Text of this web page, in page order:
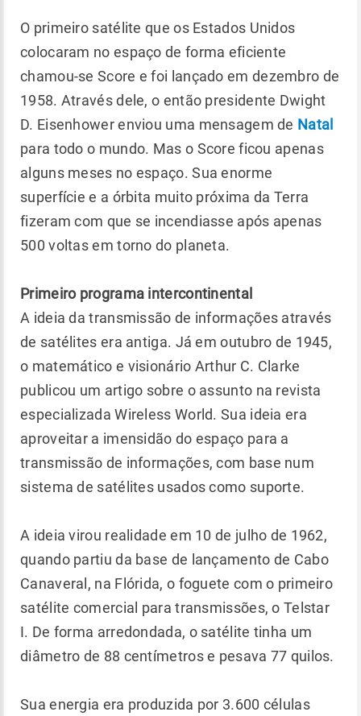
O primeiro satélite que os Estados Unidos
colocaram no espaço de forma eficiente
chamou-se Score e foi lançado em dezembro de
1958. Através dele, o então presidente Dwight
D. Eisenhower enviou uma mensagem de Natal
para todo o mundo. Mas o Score ficou apenas
alguns meses no espaço. Sua enorme
superfície e a órbita muito próxima da Terra
fizeram com que se incendiasse após apenas
500 voltas em torno do planeta.
Primeiro programa intercontinental
A ideia da transmissão de informações através
de satélites era antiga. Já em outubro de 1945,
o matemático e visionário Arthur C. Clarke
publicou um artigo sobre o assunto na revista
especializada Wireless World. Sua ideia era
aproveitar a imensidão do espaço para a
transmissão de informações, com base num
sistema de satélites usados como suporte.
A ideia virou realidade em 10 de julho de 1962,
quando partiu da base de lançamento de Cabo
Canaveral, na Flórida, o foguete com o primeiro
satélite comercial para transmissões, o Telstar
I. De forma arredondada, o satélite tinha um
diâmetro de 88 centímetros e pesava 77 quilos.
Sua energia era produzida por 3.600 células